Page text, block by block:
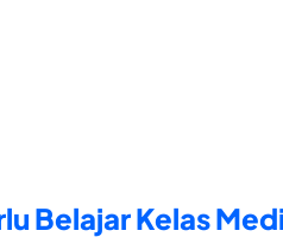
Belajar Kelas